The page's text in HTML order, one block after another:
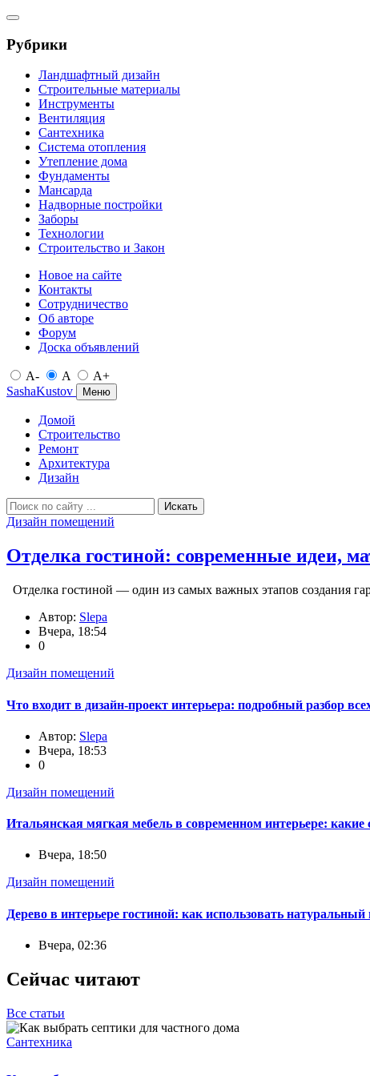
Рубрики
Ландшафтный дизайн
Строительные материалы
Инструменты
Вентиляция
Сантехника
Система отопления
Утепление дома
Фундаменты
Мансарда
Надворные постройки
Заборы
Технологии
Строительство и Закон
Новое на сайте
Контакты
Сотрудничество
Об авторе
Форум
Доска объявлений
A- A
A+
SashaKustov
Меню
Домой
Строительство
Ремонт
Архитектура
Дизайн
Искать
Дизайн помещений
Отделка гостиной: современные идеи,
Отделка гостиной — один из самых важных этапов создания
Автор: Slepa
Вчера, 18:54
0
Дизайн помещений
Что входит в дизайн-проект интерьера: подробный разбор
Автор: Slepa
Вчера, 18:53
0
Дизайн помещений
Итальянская мягкая мебель в современном интерьере: какие
Вчера, 18:50
Дизайн помещений
Дерево в интерьере гостиной: как использовать
Вчера, 02:36
Сейчас читают
Все статьи
Сантехника